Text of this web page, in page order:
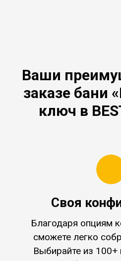
Ваши
заказе бани
ключ в
Своя
Благодаря опциям
сможете легко
Выбирайте из 100+